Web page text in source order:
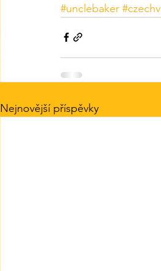
#unclebaker
Nejnovější příspěvky